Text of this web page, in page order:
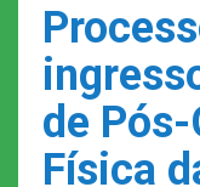
de
Física